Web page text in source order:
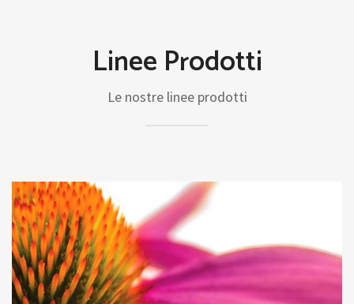
Linee Prodotti
Le nostre linee prodotti